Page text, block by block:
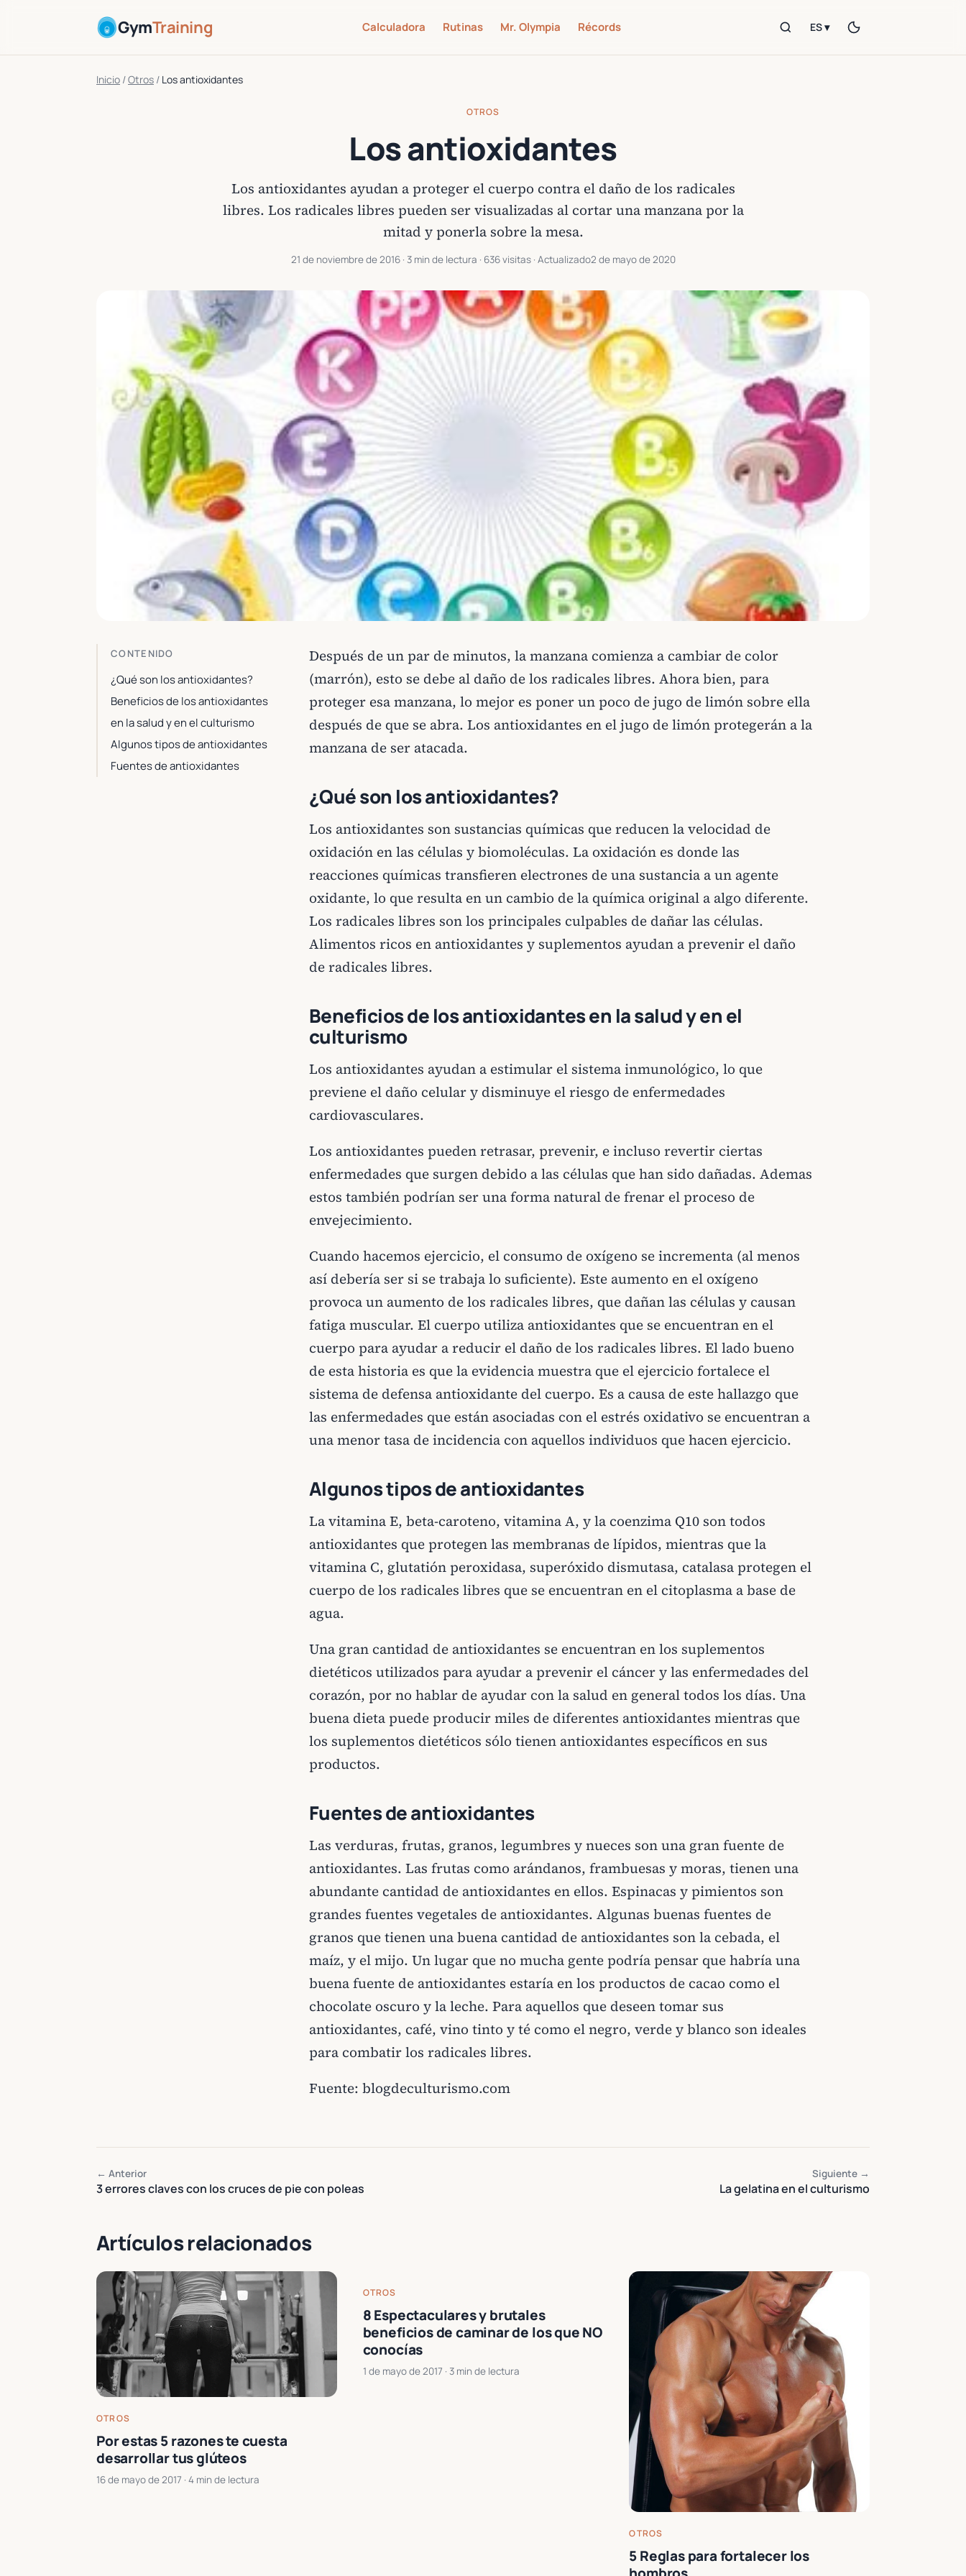
GymTraining Calculadora Rutinas Mr. Olympia Récords ES ▾
Inicio /Otros / Los antioxidantes
OTROS
Los antioxidantes
Los antioxidantes ayudan a proteger el cuerpo contra el daño de los radicales
libres. Los radicales libres pueden ser visualizadas al cortar una manzana por la
mitad y ponerla sobre la mesa.
21 de noviembre de 2016· 3 min de lectura · 636 visitas · Actualizado2 de mayo de 2020
CONTENIDO
¿Qué son los antioxidantes?
Beneficios de los antioxidantes
en la salud y en el culturismo
Algunos tipos de antioxidantes
Fuentes de antioxidantes
Después de un par de minutos, la manzana comienza a cambiar de color
(marrón), esto se debe al daño de los radicales libres. Ahora bien, para
proteger esa manzana, lo mejor es poner un poco de jugo de limón sobre ella
después de que se abra. Los antioxidantes en el jugo de limón protegerán a la
manzana de ser atacada.
¿Qué son los antioxidantes?
Los antioxidantes son sustancias químicas que reducen la velocidad de
oxidación en las células y biomoléculas. La oxidación es donde las
reacciones químicas transfieren electrones de una sustancia a un agente
oxidante, lo que resulta en un cambio de la química original a algo diferente.
Los radicales libres son los principales culpables de dañar las células.
Alimentos ricos en antioxidantes y suplementos ayudan a prevenir el daño
de radicales libres.
Beneficios de los antioxidantes en la salud y en el
culturismo
Los antioxidantes ayudan a estimular el sistema inmunológico, lo que
previene el daño celular y disminuye el riesgo de enfermedades
cardiovasculares.
Los antioxidantes pueden retrasar, prevenir, e incluso revertir ciertas
enfermedades que surgen debido a las células que han sido dañadas. Ademas
estos también podrían ser una forma natural de frenar el proceso de
envejecimiento.
Cuando hacemos ejercicio, el consumo de oxígeno se incrementa (al menos
así debería ser si se trabaja lo suficiente). Este aumento en el oxígeno
provoca un aumento de los radicales libres, que dañan las células y causan
fatiga muscular. El cuerpo utiliza antioxidantes que se encuentran en el
cuerpo para ayudar a reducir el daño de los radicales libres. El lado bueno
de esta historia es que la evidencia muestra que el ejercicio fortalece el
sistema de defensa antioxidante del cuerpo. Es a causa de este hallazgo que
las enfermedades que están asociadas con el estrés oxidativo se encuentran a
una menor tasa de incidencia con aquellos individuos que hacen ejercicio.
Algunos tipos de antioxidantes
La vitamina E, beta-caroteno, vitamina A, y la coenzima Q10 son todos
antioxidantes que protegen las membranas de lípidos, mientras que la
vitamina C, glutatión peroxidasa, superóxido dismutasa, catalasa protegen el
cuerpo de los radicales libres que se encuentran en el citoplasma a base de
agua.
Una gran cantidad de antioxidantes se encuentran en los suplementos
dietéticos utilizados para ayudar a prevenir el cáncer y las enfermedades del
corazón, por no hablar de ayudar con la salud en general todos los días. Una
buena dieta puede producir miles de diferentes antioxidantes mientras que
los suplementos dietéticos sólo tienen antioxidantes específicos en sus
productos.
Fuentes de antioxidantes
Las verduras, frutas, granos, legumbres y nueces son una gran fuente de
antioxidantes. Las frutas como arándanos, frambuesas y moras, tienen una
abundante cantidad de antioxidantes en ellos. Espinacas y pimientos son
grandes fuentes vegetales de antioxidantes. Algunas buenas fuentes de
granos que tienen una buena cantidad de antioxidantes son la cebada, el
maíz, y el mijo. Un lugar que no mucha gente podría pensar que habría una
buena fuente de antioxidantes estaría en los productos de cacao como el
chocolate oscuro y la leche. Para aquellos que deseen tomar sus
antioxidantes, café, vino tinto y té como el negro, verde y blanco son ideales
para combatir los radicales libres.
Fuente: blogdeculturismo.com
← Anterior
3 errores claves con los cruces de pie con poleas
Siguiente →
La gelatina en el culturismo
Artículos relacionados
OTROS
Por estas 5 razones te cuesta
desarrollar tus glúteos
16 de mayo de 2017 · 4 min de lectura
OTROS
8 Espectaculares y brutales
beneficios de caminar de los que NO
conocías
1 de mayo de 2017 · 3 min de lectura
OTROS
5 Reglas para fortalecer los